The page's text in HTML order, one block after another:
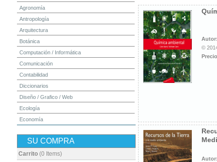
Agronomía
Antropología
Arquitectura
Botánica
Computación / Informática
Comunicación
Contabilidad
Diccionarios
Diseño / Grafico / Web
Ecología
Economía
Electrónica
Estadística
SU COMPRA
Carrito (0 Items)
©